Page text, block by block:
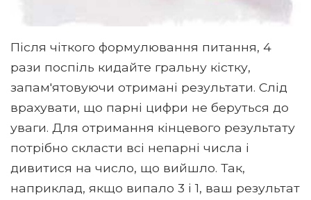
Після чіткого формулювання питання, 4
рази поспіль кидайте гральну кістку,
запам'ятовуючи отримані результати. Слід
врахувати, що парні цифри не беруться до
уваги. Для отримання кінцевого результату
потрібно скласти всі непарні числа і
дивитися на число, що вийшло. Так,
наприклад, якщо випало 3 і 1, ваш результат